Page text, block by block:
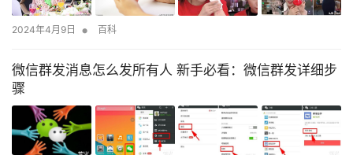
2024年4月9日 • 百科
微信群发消息怎么发所有人 新手必看：微信群发详细步
骤